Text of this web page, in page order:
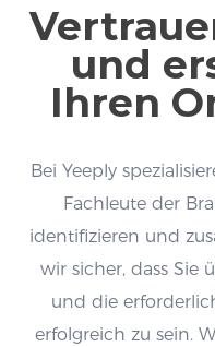
und
Ihren
Bei Yeeply
Fachleute der
identifizieren und
wir sicher, dass Sie
und die
erfolgreich zu sein.